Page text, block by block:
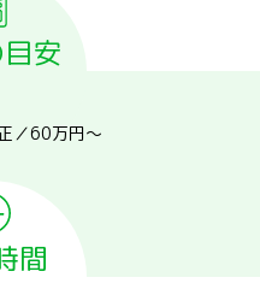
安
／60万円～
間